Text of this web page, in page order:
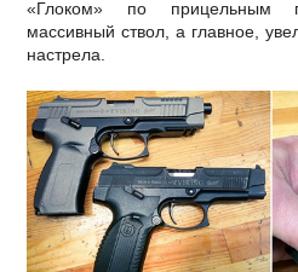
«Глоком» по прицельным
массивный ствол, а главное,
настрела.